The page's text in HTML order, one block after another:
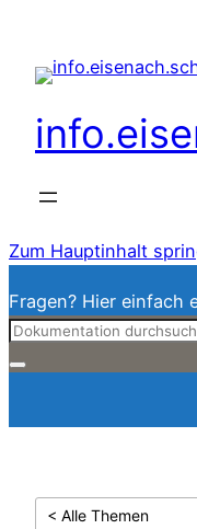
Zum Hauptinhalt
Fragen? Hier einfach
< Alle Themen